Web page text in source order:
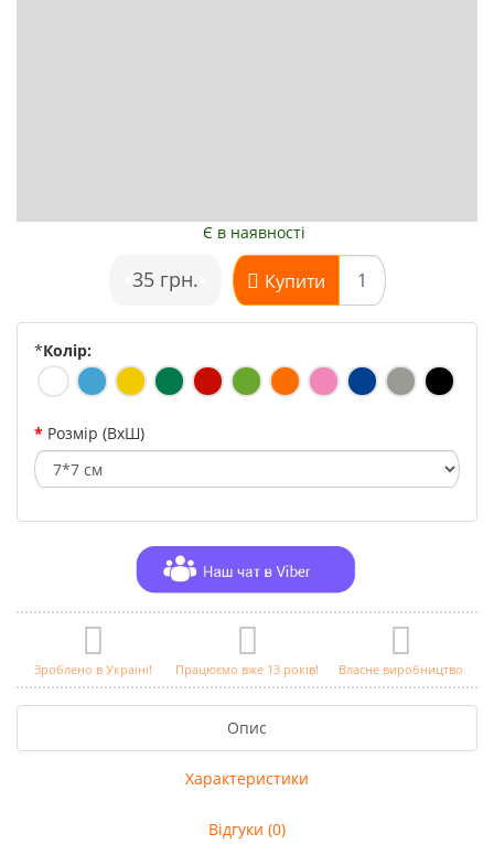
Є в наявності
35 грн. Купити
*Колір:
Розмір (ВхШ)
Зроблено в Україні! Працюємо вже 13 років! Власне виробництво
Опис
Характеристики
Відгуки (0)